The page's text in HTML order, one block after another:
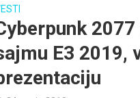
E3 2019,